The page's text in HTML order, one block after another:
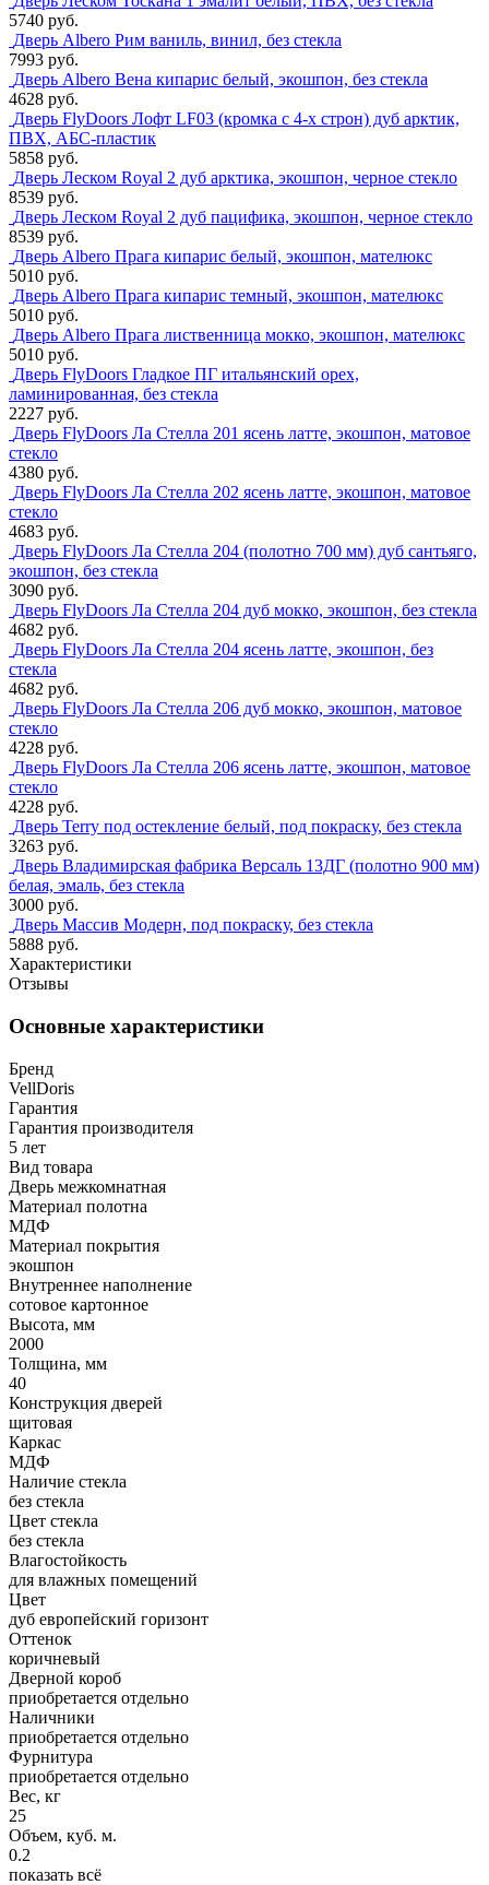
5740 руб.
Дверь Albero Рим ваниль, винил, без стекла
7993 руб.
Дверь Albero Вена кипарис белый, экошпон, без стекла
4628 руб.
Дверь FlyDoors Лофт LF03 (кромка с 4-х строн) дуб арктик,
ПВХ, АБС-пластик
5858 руб.
Дверь Леском Royal 2 дуб арктика, экошпон, черное стекло
8539 руб.
Дверь Леском Royal 2 дуб пацифика, экошпон, черное стекло
8539 руб.
Дверь Albero Прага кипарис белый, экошпон, мателюкс
5010 руб.
Дверь Albero Прага кипарис темный, экошпон, мателюкс
5010 руб.
Дверь Albero Прага лиственница мокко, экошпон, мателюкс
5010 руб.
Дверь FlyDoors Гладкое ПГ итальянский орех,
ламинированная, без стекла
2227 руб.
Дверь FlyDoors Ла Стелла 201 ясень латте, экошпон, матовое
стекло
4380 руб.
Дверь FlyDoors Ла Стелла 202 ясень латте, экошпон, матовое
стекло
4683 руб.
Дверь FlyDoors Ла Стелла 204 (полотно 700 мм) дуб сантьяго,
экошпон, без стекла
3090 руб.
Дверь FlyDoors Ла Стелла 204 дуб мокко, экошпон, без стекла
4682 руб.
Дверь FlyDoors Ла Стелла 204 ясень латте, экошпон, без
стекла
4682 руб.
Дверь FlyDoors Ла Стелла 206 дуб мокко, экошпон, матовое
стекло
4228 руб.
Дверь FlyDoors Ла Стелла 206 ясень латте, экошпон, матовое
стекло
4228 руб.
Дверь Terry под остекление белый, под покраску, без стекла
3263 руб.
Дверь Владимирская фабрика Версаль 13ДГ (полотно 900 мм)
белая, эмаль, без стекла
3000 руб.
Дверь Массив Модерн, под покраску, без стекла
5888 руб.
Характеристики
Отзывы
Основные характеристики
Бренд
VellDoris
Гарантия
Гарантия производителя
5 лет
Вид товара
Дверь межкомнатная
Материал полотна
МДФ
Материал покрытия
экошпон
Внутреннее наполнение
сотовое картонное
Высота, мм
2000
Толщина, мм
40
Конструкция дверей
щитовая
Каркас
МДФ
Наличие стекла
без стекла
Цвет стекла
без стекла
Влагостойкость
для влажных помещений
Цвет
дуб европейский горизонт
Оттенок
коричневый
Дверной короб
приобретается отдельно
Наличники
приобретается отдельно
Фурнитура
приобретается отдельно
Вес, кг
25
Объем, куб. м.
0.2
показать всё